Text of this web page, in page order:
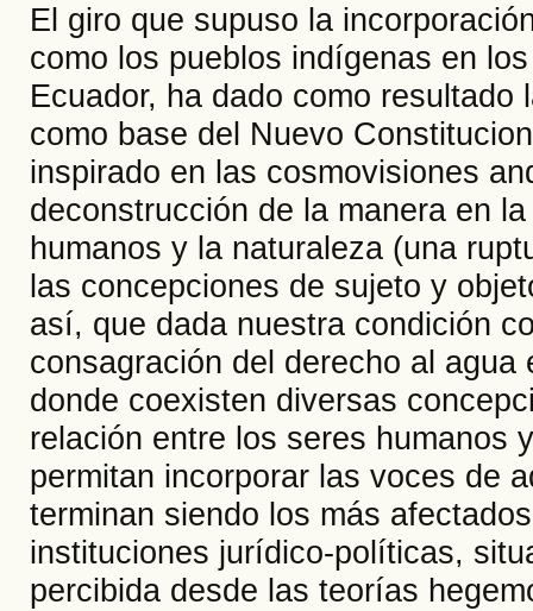
El giro que supuso la
como los pueblos indígenas en
Ecuador, ha dado como
como base del Nuevo
inspirado en las cosmovisiones
deconstrucción de la manera en
humanos y la naturaleza (una
las concepciones de sujeto y
así, que dada nuestra condición
consagración del derecho al
donde coexisten diversas
relación entre los seres humanos
permitan incorporar las voces de
terminan siendo los más
instituciones jurídico-políticas,
percibida desde las teorías